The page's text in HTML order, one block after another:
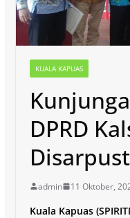
KUALA KAPUAS
DPRD
admin 11 Oktober,
Kuala Kapuas